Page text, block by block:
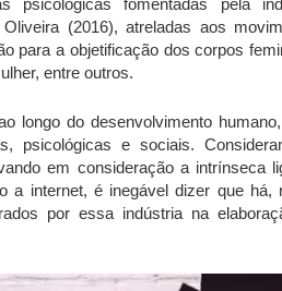
psicológicas fomentadas pela
(2016), atreladas aos
para a objetificação dos corpos
entre outros.
longo do desenvolvimento
psicológicas e sociais.
em consideração a intrínseca
a internet, é inegável dizer que há,
por essa indústria na